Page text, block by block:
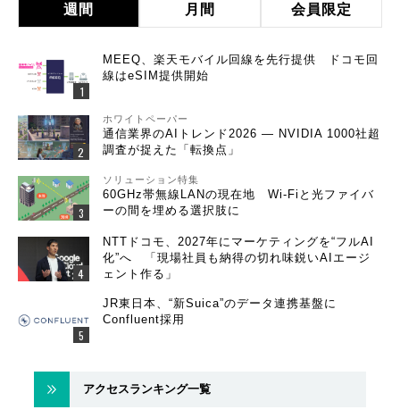
週間 月間 会員限定
MEEQ、楽天モバイル回線を先行提供 ドコモ回
線はeSIM提供開始
ホワイトペーパー
通信業界のAIトレンド2026 ― NVIDIA 1000社超
調査が捉えた「転換点」
ソリューション特集
60GHz帯無線LANの現在地 Wi-Fiと光ファイバ
ーの間を埋める選択肢に
NTTドコモ、2027年にマーケティングを“フルAI
化”へ 「現場社員も納得の切れ味鋭いAIエージ
ェント作る」
JR東日本、“新Suica”のデータ連携基盤に
Confluent採用
アクセスランキング一覧